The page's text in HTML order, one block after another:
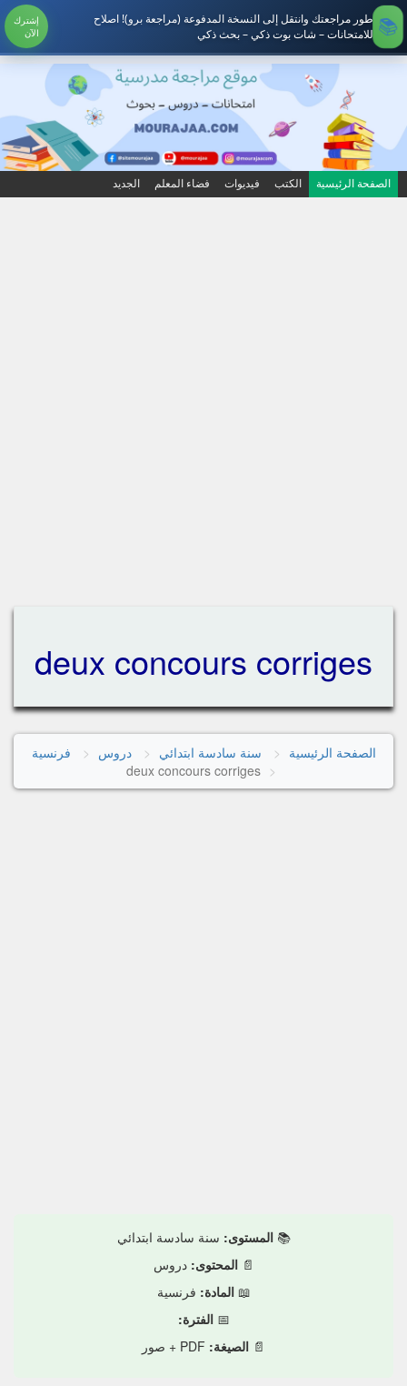
طور مراجعتك وانتقل إلى النسخة المدفوعة (مراجعة برو)! اصلاح
للامتحانات – شات بوت ذكي – بحث ذكي
إشترك
الآن
الصفحة الرئيسية الكتب فيديوات فضاء المعلم الجديد
deux concours corriges
الصفحة الرئيسية سنة سادسة ابتدائي دروس
فرنسية
deux concours corriges
📚المستوى: سنة سادسة ابتدائي
📄المحتوى: دروس
📖المادة: فرنسية
📅الفترة:
📄 الصيغة: